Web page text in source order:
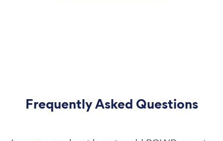
Frequently Asked Questions